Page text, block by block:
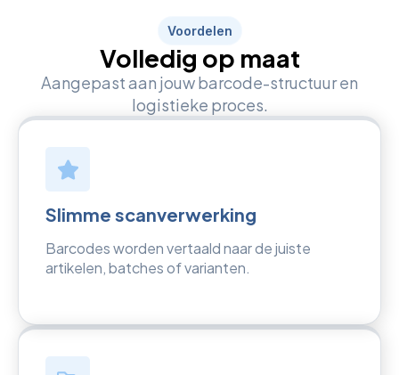
Voordelen
Volledig op maat
Aangepast aan jouw barcode-structuur en
logistieke proces.
Slimme scanverwerking
Barcodes worden vertaald naar de juiste
artikelen, batches of varianten.